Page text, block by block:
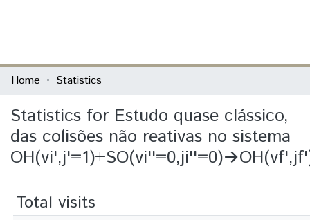
Communities & Collections
All of DSpace
Home Statistics
Statistics for Estudo quase clássico,
das colisões não reativas no sistema
Total visits